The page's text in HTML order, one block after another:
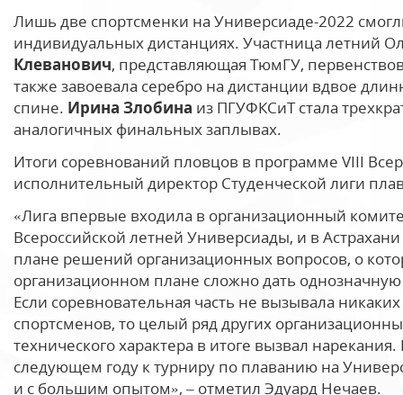
Лишь две спортсменки на Универсиаде-2022
индивидуальных дистанциях. Участница летний
Клеванович, представляющая ТюмГУ,
также завоевала серебро на дистанции вдвое
спине. Ирина Злобина из ПГУФКСиТ стала
аналогичных финальных заплывах.
Итоги соревнований пловцов в программе VIII
исполнительный директор Студенческой лиги
«Лига впервые входила в организационный
Всероссийской летней Универсиады, и в
плане решений организационных вопросов, о
организационном плане сложно дать
Если соревновательная часть не вызывала
спортсменов, то целый ряд других
технического характера в итоге вызвал
следующем году к турниру по плаванию на
и с большим опытом», – отметил Эдуард Нечаев.